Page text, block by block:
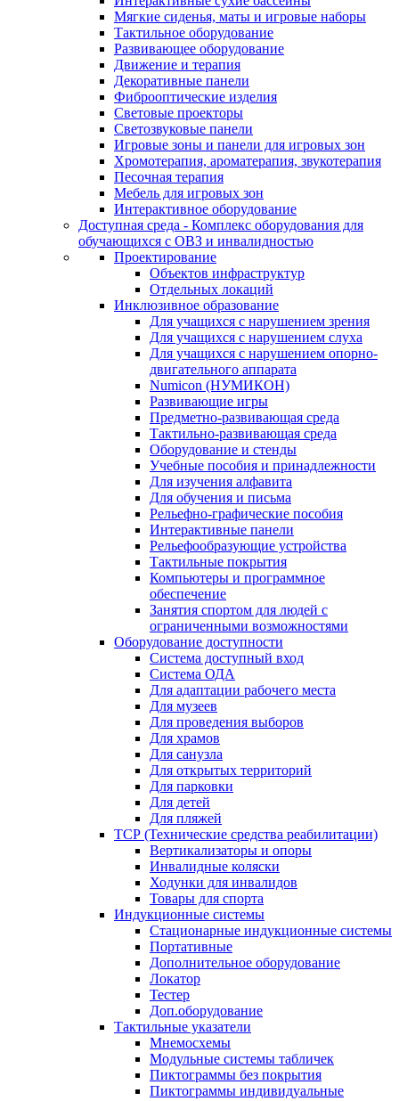
Мягкие сиденья, маты и игровые наборы
Тактильное оборудование
Развивающее оборудование
Движение и терапия
Декоративные панели
Фиброоптические изделия
Световые проекторы
Светозвуковые панели
Игровые зоны и панели для игровых зон
Хромотерапия, ароматерапия, звукотерапия
Песочная терапия
Мебель для игровых зон
Интерактивное оборудование
Доступная среда - Комплекс оборудования для
обучающихся с ОВЗ и инвалидностью
Проектирование
Объектов инфраструктур
Отдельных локаций
Инклюзивное образование
Для учащихся с нарушением зрения
Для учащихся с нарушением слуха
Для учащихся с нарушением опорно-
двигательного аппарата
Numicon (НУМИКОН)
Развивающие игры
Предметно-развивающая среда
Тактильно-развивающая среда
Оборудование и стенды
Учебные пособия и принадлежности
Для изучения алфавита
Для обучения и письма
Рельефно-графические пособия
Интерактивные панели
Рельефообразующие устройства
Тактильные покрытия
Компьютеры и программное
обеспечение
Занятия спортом для людей с
ограниченными возможностями
Оборудование доступности
Система доступный вход
Система ОДА
Для адаптации рабочего места
Для музеев
Для проведения выборов
Для храмов
Для санузла
Для открытых территорий
Для парковки
Для детей
Для пляжей
ТСР (Технические средства реабилитации)
Вертикализаторы и опоры
Инвалидные коляски
Ходунки для инвалидов
Товары для спорта
Индукционные системы
Стационарные индукционные системы
Портативные
Дополнительное оборудование
Локатор
Тестер
Доп.оборудование
Тактильные указатели
Мнемосхемы
Модульные системы табличек
Пиктограммы без покрытия
Пиктограммы индивидуальные